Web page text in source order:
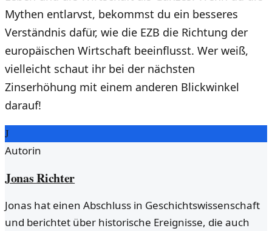
Mythen entlarvst, bekommst du ein besseres
Verständnis dafür, wie die EZB die Richtung der
europäischen Wirtschaft beeinflusst. Wer weiß,
vielleicht schaut ihr bei der nächsten
Zinserhöhung mit einem anderen Blickwinkel
darauf!
J
Autorin
Jonas Richter
Jonas hat einen Abschluss in Geschichtswissenschaft
und berichtet über historische Ereignisse, die auch